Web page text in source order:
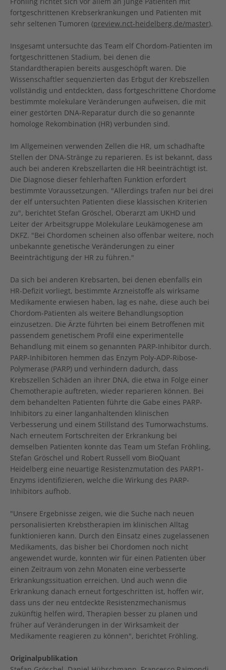
fortgeschrittenen Krebserkrankungen und Patienten mit
sehr seltenen Tumoren (preview.nct-heidelberg.de/master).
Insgesamt untersuchte das Team elf Chordom-Patienten im
fortgeschrittenen Stadium, bei denen die
Standardtherapien bereits ausgeschöpft waren. Die
Wissenschaftler sequenzierten das Erbgut der Krebszellen
vollständig und entdeckten, dass fortgeschrittene Chordome
bestimmte molekulare Veränderungen aufweisen, die mit
einer gestörten DNA-Reparatur durch die so genannte
homologe Rekombination (HR) verbunden sind.
Im Allgemeinen verwenden Zellen die HR, um schadhafte
Stellen der DNA-Stränge zu reparieren. Es ist bekannt, dass
auch bei anderen Krebszellarten die HR beeinträchtigt ist.
Die Diagnose dieser fehlerhaften Funktion erfordert
bestimmte Voraussetzungen. "Allerdings trafen nur bei drei
der elf untersuchten Patienten diese klassischen Kriterien
zu", berichtet Stefan Gröschel, Oberarzt am UKHD und
Leiter der Arbeitsgruppe Molekulare Leukämogenese am
DKFZ. "Bei Chordomen scheinen also offenbar weitere, noch
unbekannte genetische Veränderungen zu einer
Beeinträchtigung der HR zu führen."
Da sich bei anderen Krebsarten, bei denen ebenfalls ein
HR-Defizit vorliegt, bestimmte Arzneistoffe als wirksame
Medikamente erwiesen haben, lag es nahe, diese auch bei
Chordom-Patienten als weitere Behandlungsoption
einzusetzen. Die Ärzte führten bei einem Betroffenen mit
passendem genetischem Profil eine experimentelle
Behandlung mit einem so genannten PARP-Inhibitor durch.
PARP-Inhibitoren hemmen das Enzym Poly-ADP-Ribose-
Polymerase (PARP) und verhindern dadurch, dass
Krebszellen Schäden an ihrer DNA, die etwa in Folge einer
Chemotherapie auftreten, wieder reparieren können. Bei
dem behandelten Patienten führte die Gabe eines PARP-
Inhibitors zu einer langanhaltenden klinischen
Verbesserung und einem Stillstand des Tumorwachstums.
Nach erneutem Fortschreiten der Erkrankung bei
demselben Patienten konnte das Team um Stefan Fröhling,
Stefan Gröschel und Robert Russell vom BioQuant
Heidelberg eine neuartige Resistenzmutation des PARP1-
Enzyms identifizieren, welche die Wirkung des PARP-
Inhibitors aufhob.
"Unsere Ergebnisse zeigen, wie die Suche nach neuen
personalisierten Krebstherapien im klinischen Alltag
funktionieren kann. Durch den Einsatz eines zugelassenen
Medikaments, das bisher bei Chordomen noch nicht
angewendet wurde, konnten wir für einen Patienten über
einen Zeitraum von zehn Monaten eine verbesserte
Erkrankungssituation erreichen. Und auch wenn die
Erkrankung danach erneut fortgeschritten ist, hoffen wir,
dass uns der neu entdeckte Resistenzmechanismus
zukünftig helfen wird, Therapien besser zu planen und
früher auf Veränderungen in der Wirksamkeit der
Medikamente reagieren zu können", berichtet Fröhling.
Originalpublikation